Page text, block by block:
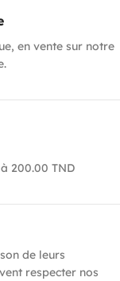
en vente sur notre
200.00 TND
de leurs
respecter nos